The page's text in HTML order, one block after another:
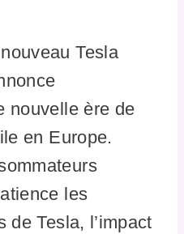
Tesla
nouvelle ère de
en Europe.
les
de Tesla, l’impact